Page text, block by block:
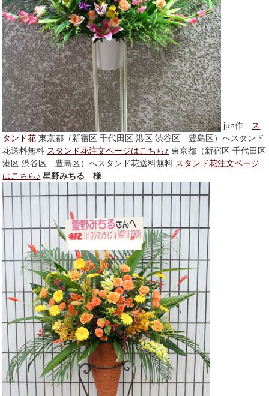
jun作 ス
タンド花 東京都（新宿区 千代田区 港区 渋谷区 豊島区）へスタンド
花送料無料 スタンド花注文ページはこちら♪ 東京都（新宿区 千代田区
港区 渋谷区 豊島区）へスタンド花送料無料 スタンド花注文ページ
はこちら♪ 星野みちる 様